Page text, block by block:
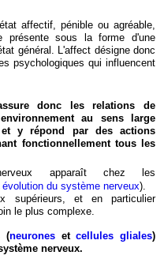
affectif, pénible ou agréable,
présente sous la forme d'une
général. L'affect désigne donc
psychologiques qui influencent
donc les relations de
au sens large
y répond par des actions
fonctionnellement tous les
apparaît chez les
évolution du système nerveux).
supérieurs, et en particulier
le plus complexe.
(neuronesetcellules gliales)
nerveux.